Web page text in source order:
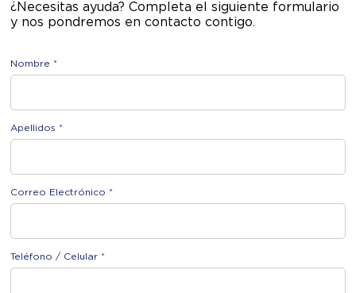
¿Necesitas ayuda? Completa el siguiente formulario
y nos pondremos en contacto contigo.
Nombre *
Apellidos *
Correo Electrónico *
Teléfono / Celular *